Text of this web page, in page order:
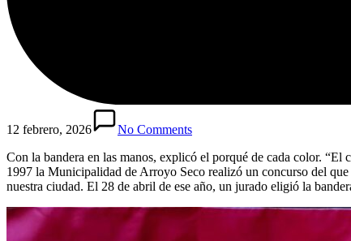
12 febrero, 2026
No Comments
Con la bandera en las manos, explicó el porqué de cada color. “El
1997 la Municipalidad de Arroyo Seco realizó un concurso del
nuestra ciudad. El 28 de abril de ese año, un jurado eligió la